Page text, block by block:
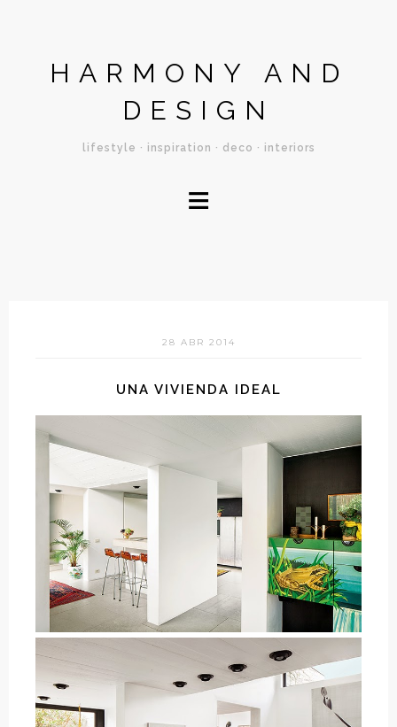
HARMONY AND
DESIGN
lifestyle · inspiration · deco · interiors
≡
28 ABR 2014
UNA VIVIENDA IDEAL